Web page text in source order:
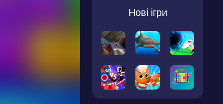
Нові ігри